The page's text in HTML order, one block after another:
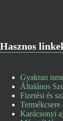
Hasznos
Gyakran
Általános
Fizetési és
Termékcsere
Karácsonyi